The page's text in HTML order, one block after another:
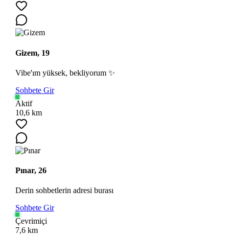
Gizem, 19
Vibe'ım yüksek, bekliyorum ✨
Sohbete Gir
Aktif
10,6 km
Pınar, 26
Derin sohbetlerin adresi burası
Sohbete Gir
Çevrimiçi
7,6 km